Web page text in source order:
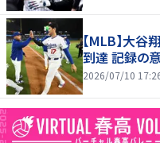
【MLB】大谷
到達 記録の
2026/07/10